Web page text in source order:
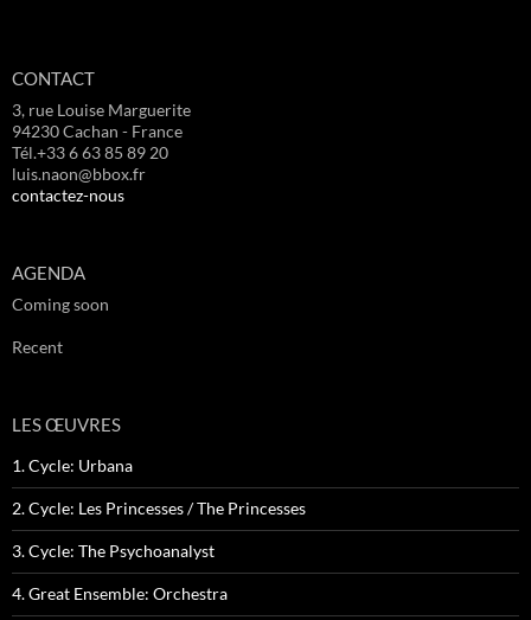
CONTACT
3, rue Louise Marguerite
94230 Cachan - France
Tél.+33 6 63 85 89 20
luis.naon@bbox.fr
contactez-nous
AGENDA
Coming soon
Recent
LES ŒUVRES
1. Cycle: Urbana
2. Cycle: Les Princesses / The Princesses
3. Cycle: The Psychoanalyst
4. Great Ensemble: Orchestra